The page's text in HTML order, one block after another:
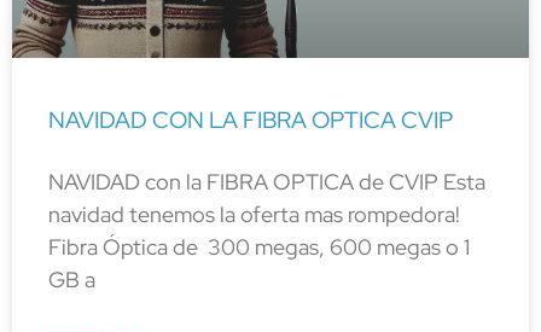
NAVIDAD CON LA FIBRA OPTICA CVIP
NAVIDAD con la FIBRA OPTICA de CVIP Esta
navidad tenemos la oferta mas rompedora!
Fibra Óptica de 300 megas, 600 megas o 1
GB a